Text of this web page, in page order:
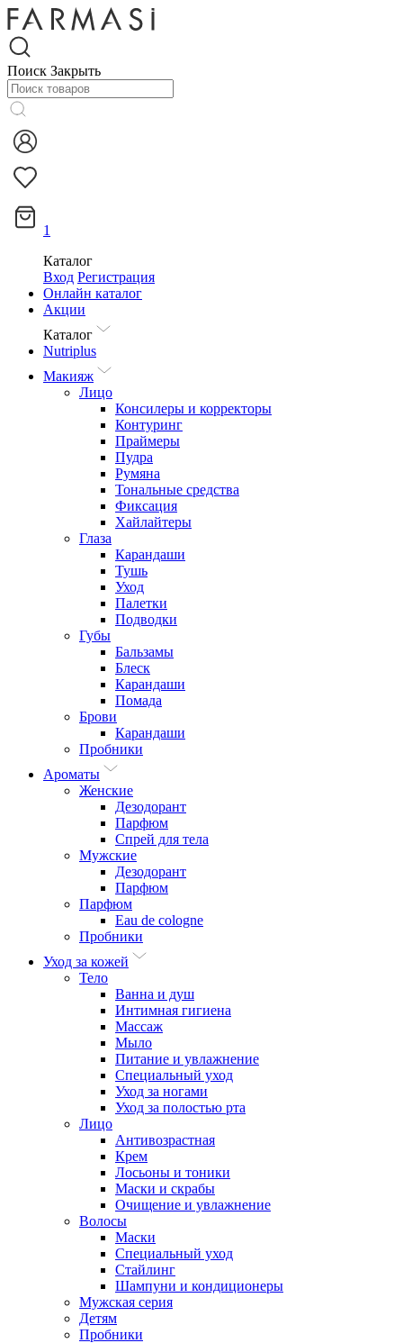
Поиск Закрыть
1
Каталог
Вход Регистрация
Онлайн каталог
Акции
Каталог
Nutriplus
Макияж
Лицо
Консилеры и корректоры
Контуринг
Праймеры
Пудра
Румяна
Тональные средства
Фиксация
Хайлайтеры
Глаза
Карандаши
Тушь
Уход
Палетки
Подводки
Губы
Бальзамы
Блеск
Карандаши
Помада
Брови
Карандаши
Пробники
Ароматы
Женские
Дезодорант
Парфюм
Спрей для тела
Мужские
Дезодорант
Парфюм
Парфюм
Eau de cologne
Пробники
Уход за кожей
Тело
Ванна и душ
Интимная гигиена
Массаж
Мыло
Питание и увлажнение
Специальный уход
Уход за ногами
Уход за полостью рта
Лицо
Антивозрастная
Крем
Лосьоны и тоники
Маски и скрабы
Очищение и увлажнение
Волосы
Маски
Специальный уход
Стайлинг
Шампуни и кондиционеры
Мужская серия
Детям
Пробники